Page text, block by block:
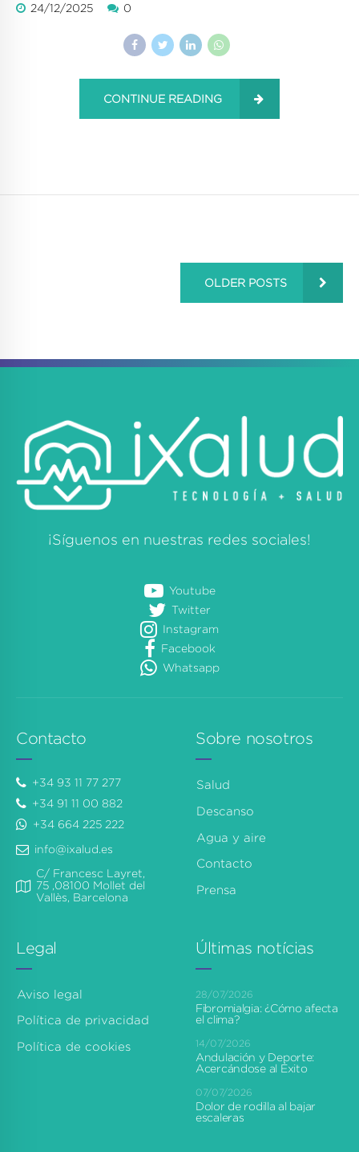
24/12/2025 0
CONTINUE READING
OLDER POSTS
¡Síguenos en nuestras redes sociales!
Youtube
Twitter
Instagram
Facebook
Whatsapp
Contacto
+34 93 11 77 277
+34 91 11 00 882
+34 664 225 222
info@ixalud.es
C/ Francesc Layret,
75 ,08100 Mollet del
Vallès, Barcelona
Sobre nosotros
Salud
Descanso
Agua y aire
Contacto
Prensa
Legal
Aviso legal
Política de privacidad
Política de cookies
Últimas notícias
28/07/2026
Fibromialgia: ¿Cómo afecta
el clima?
14/07/2026
Andulación y Deporte:
Acercándose al Éxito
07/07/2026
Dolor de rodilla al bajar
escaleras